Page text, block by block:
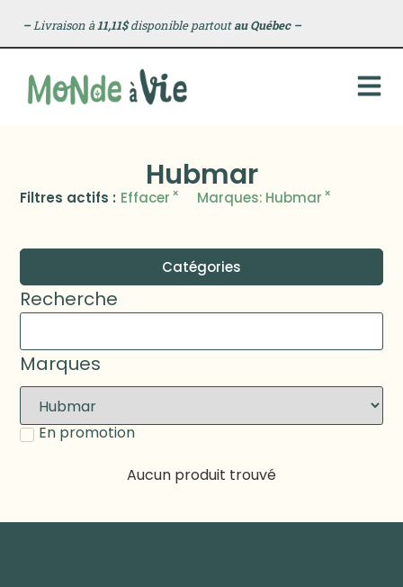
–Livraison à11,11$disponible partoutau Québec –
Hubmar
Filtres actifs : Effacer × Marques: Hubmar ×
Catégories
Recherche
Marques
En promotion
Aucun produit trouvé